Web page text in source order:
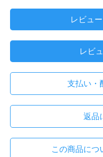
レビュ
レビ
支払い・
返品
この商品につ